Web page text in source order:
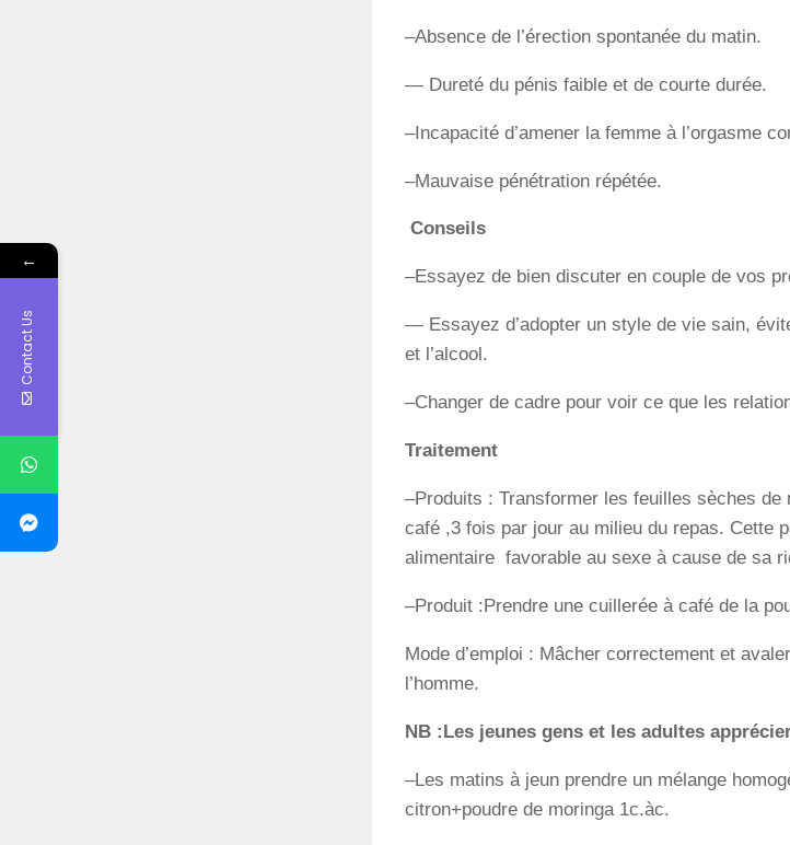
–Absence de l’érection spontanée du matin.
— Dureté du pénis faible et de courte durée.
–Incapacité d’amener la femme à l’orgasme
–Mauvaise pénétration répétée.
Conseils
–Essayez de bien discuter en couple de vos
— Essayez d’adopter un style de vie sain,
et l’alcool.
–Changer de cadre pour voir ce que les
Traitement
–Produits : Transformer les feuilles sèches
café ,3 fois par jour au milieu du repas. Cette
alimentaire favorable au sexe à cause de sa
–Produit :Prendre une cuillerée à café de la
Mode d’emploi : Mâcher correctement et
l’homme.
NB :Les jeunes gens et les adultes
–Les matins à jeun prendre un mélange
citron+poudre de moringa 1c.àc.
←
Contact Us